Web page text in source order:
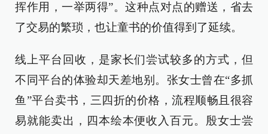
挥作用，一举两得”。这种点对点的赠送，省去
了交易的繁琐，也让童书的价值得到了延续。
线上平台回收，是家长们尝试较多的方式，但
不同平台的体验却天差地别。张女士曾在“多抓
鱼”平台卖书，三四折的价格，流程顺畅且很容
易就能卖出，四本绘本便收入百元。殷女士尝